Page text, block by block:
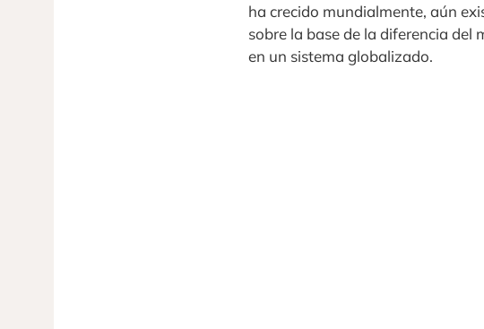
ha crecido mundialmente, aún
sobre la base de la diferencia del
en un sistema globalizado.